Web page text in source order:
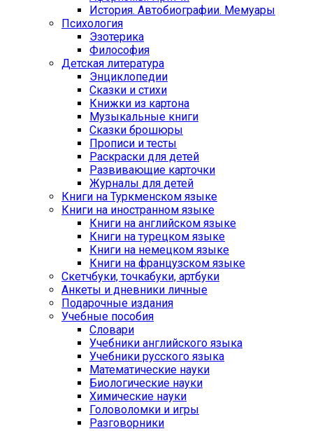
История. Автобиографии. Мемуары
Психология
Эзотерика
Философия
Детская литература
Энциклопедии
Сказки и стихи
Книжки из картона
Музыкальные книги
Сказки брошюры
Прописи и тесты
Раскраски для детей
Развивающие карточки
Журналы для детей
Книги на Туркменском языке
Книги на иностранном языке
Книги на английском языке
Книги на турецком языке
Книги на немецком языке
Книги на французском языке
Cкетчбуки, точкабуки, артбуки
Анкеты и дневники личные
Подарочные издания
Учебные пособия
Словари
Учебники английского языка
Учебники русского языка
Математические науки
Биологические науки
Химические науки
Головоломки и игры
Разговорники